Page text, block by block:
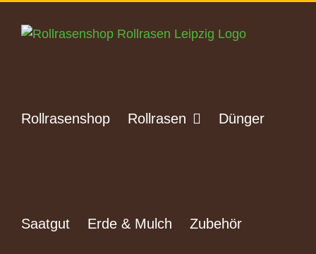
Inhalt
Rollrasenshop Rollrasen Dünger
Saatgut Erde & Mulch Zubehör